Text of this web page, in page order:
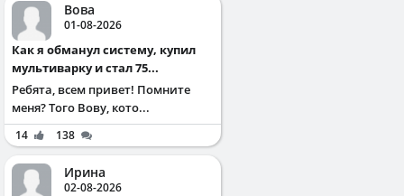
Вова
01-08-2026
Как я обманул систему, купил
мультиварку и стал 75...
Ребята, всем привет! Помните
меня? Того Вову, кото...
14 138
Ирина
02-08-2026